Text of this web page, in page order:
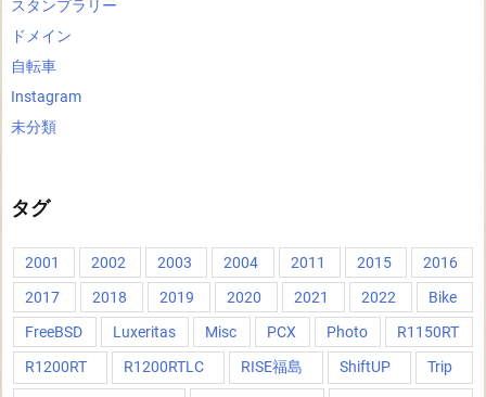
スタンプラリー
ドメイン
自転車
Instagram
未分類
タグ
2001 2002 2003 2004 2011 2015
2016
2017
2018 2019 2020 2021 2022
Bike
FreeBSD
Luxeritas Misc PCX Photo
R1150RT
R1200RT
R1200RTLC RISE福島 ShiftUP Trip